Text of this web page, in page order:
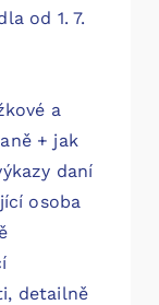
od 1. 7.
a
+ jak
daní
osoba
detailně